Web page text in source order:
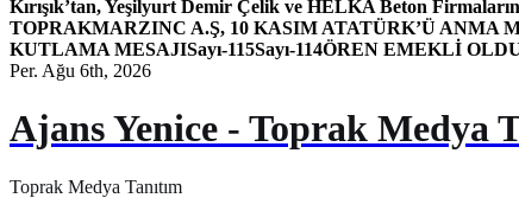
Kırışık’tan, Yeşilyurt Demir Çelik ve HELKA Beton
TOPRAKMARZINC A.Ş, 10 KASIM ATATÜRK’Ü ANMA
KUTLAMA MESAJISayı-115Sayı-114ÖREN EMEKLİ
Per. Ağu 6th, 2026
Ajans Yenice - Toprak Medya
Toprak Medya Tanıtım